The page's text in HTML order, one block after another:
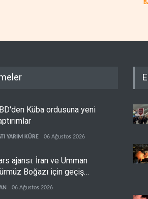
Küba ordusuna yeni
YARIM KÜRE 06 Ağustos 2026
ajansı: İran ve Umman
Boğazı için geçiş
anlaştı
06 Ağustos 2026